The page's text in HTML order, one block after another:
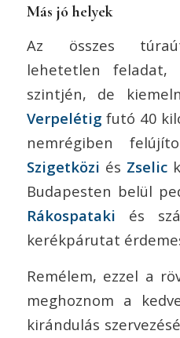
Más jó helyek
Az összes
lehetetlen feladat,
szintjén, de
Verpelétig futó 40
nemrégiben
Szigetközi és Zselic
Budapesten belül
Rákospataki és
kerékpárutat
Remélem, ezzel a
meghoznom a
kirándulás